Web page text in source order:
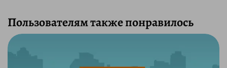
Пользователям также понравилось